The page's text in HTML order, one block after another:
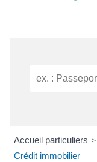
Accueil particuliers >
Crédit immobilier